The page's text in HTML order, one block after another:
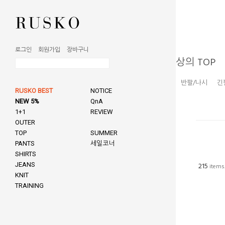
로그인 회원가입 장바구니
RUSKO BEST
NEW 5%
1+1
OUTER
TOP
PANTS
SHIRTS
JEANS
KNIT
TRAINING
NOTICE
QnA
REVIEW
SUMMER
세일코너
상의 TOP
반팔/나시 긴
215 items.